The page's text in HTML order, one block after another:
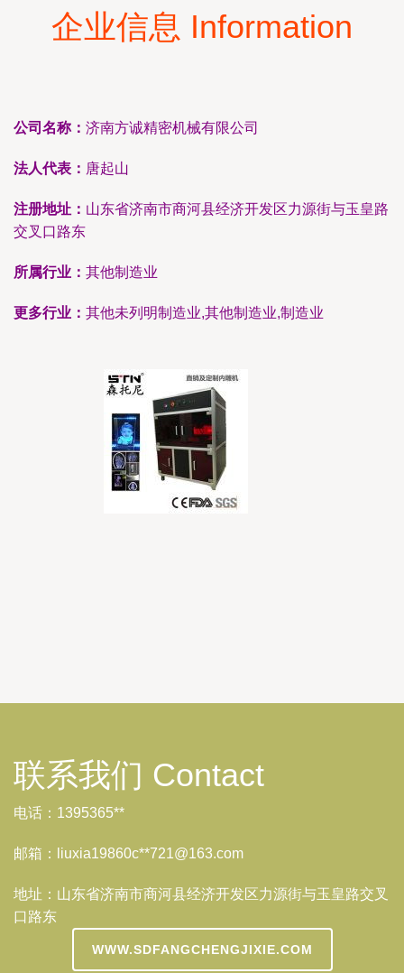
企业信息 Information
公司名称： 济南方诚精密机械有限公司
法人代表： 唐起山
注册地址： 山东省济南市商河县经济开发区力源街与玉皇路
交叉口路东
所属行业： 其他制造业
更多行业： 其他未列明制造业,其他制造业,制造业
联系我们 Contact
电话：1395365**
邮箱：liuxia19860c**721@163.com
地址：山东省济南市商河县经济开发区力源街与玉皇路交叉
口路东
WWW.SDFANGCHENGJIXIE.COM